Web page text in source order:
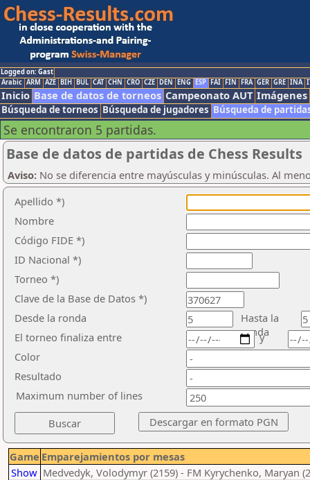
Logged on: Gast
Arabic ARM AZE BIH BUL CAT CHN CRO CZE DEN ENG ESP FAI FIN FRA GER GRE INA
Inicio Base de datos de torneos Campeonato AUT Imágenes
Búsqueda de torneos Búsqueda de jugadores Búsqueda de
Se encontraron 5 partidas.
Base de datos de partidas de Chess Results
Aviso: No se diferencia entre mayúsculas y minúsculas. Al
Apellido *)
Nombre
Código FIDE *)
ID Nacional *)
Torneo *)
Clave de la Base de Datos *)
Desde la ronda
Hasta la
ronda
El torneo finaliza entre
Color
Resultado
y
Maximum number of lines
Game Emparejamientos por mesas
Show Medvedyk, Volodymyr (2159) - FM Kyrychenko, Maryan